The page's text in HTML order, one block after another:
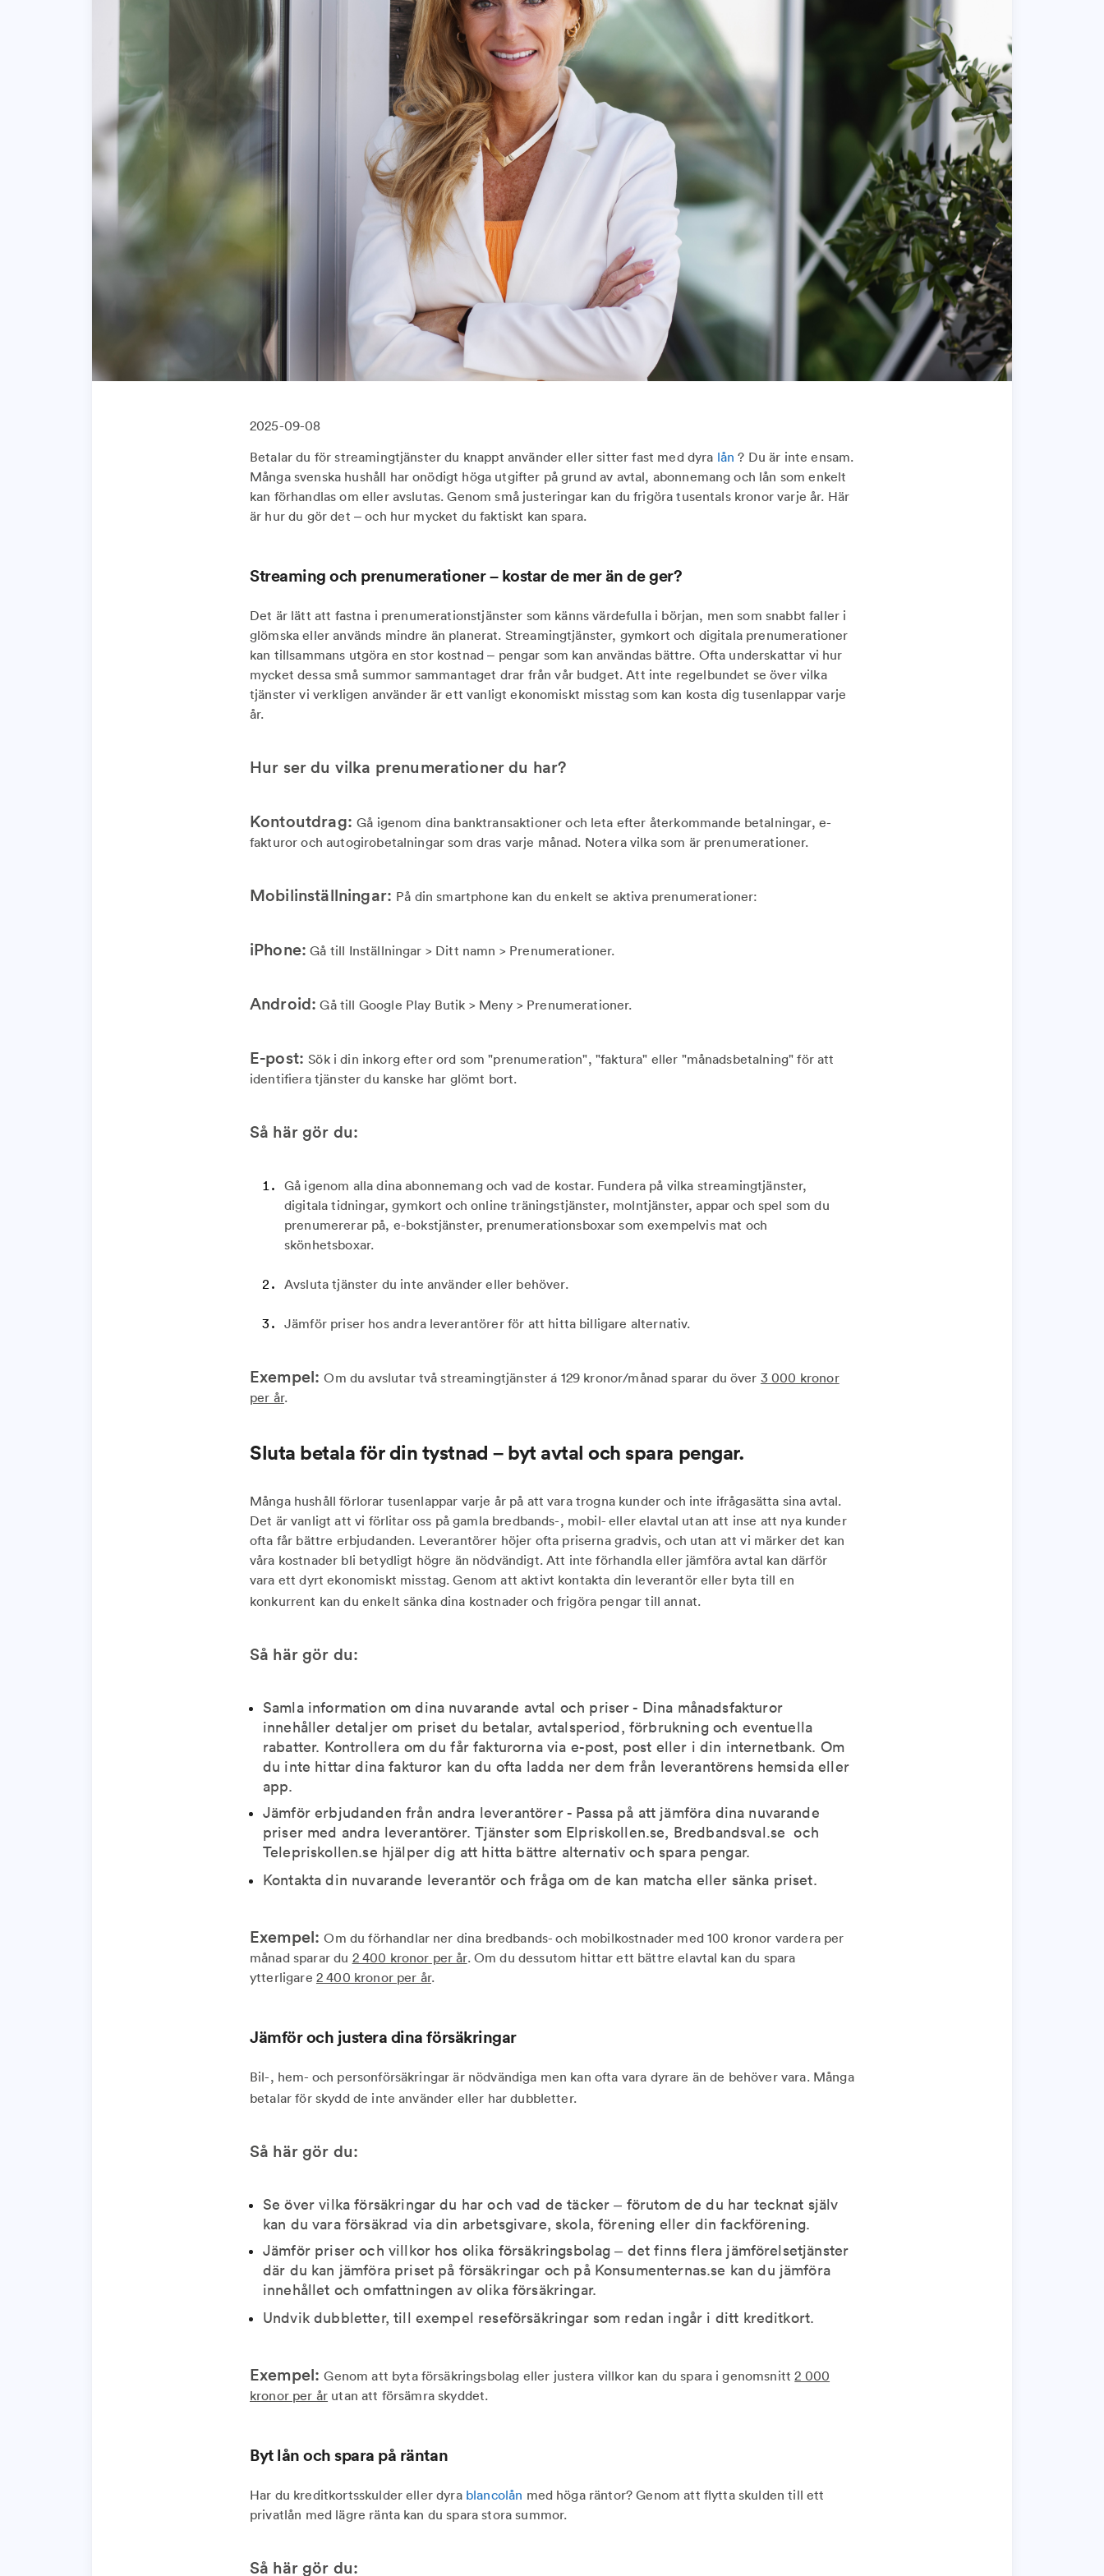
2025-09-08
Betalar du för streamingtjänster du knappt använder eller sitter fast med dyra lån ? Du är inte ensam.
Många svenska hushåll har onödigt höga utgifter på grund av avtal, abonnemang och lån som enkelt
kan förhandlas om eller avslutas. Genom små justeringar kan du frigöra tusentals kronor varje år. Här
är hur du gör det – och hur mycket du faktiskt kan spara.
Streaming och prenumerationer – kostar de mer än de ger?
Det är lätt att fastna i prenumerationstjänster som känns värdefulla i början, men som snabbt faller i
glömska eller används mindre än planerat. Streamingtjänster, gymkort och digitala prenumerationer
kan tillsammans utgöra en stor kostnad – pengar som kan användas bättre. Ofta underskattar vi hur
mycket dessa små summor sammantaget drar från vår budget. Att inte regelbundet se över vilka
tjänster vi verkligen använder är ett vanligt ekonomiskt misstag som kan kosta dig tusenlappar varje
år.
Hur ser du vilka prenumerationer du har?
Kontoutdrag:Gå igenom dina banktransaktioner och leta efter återkommande betalningar, e-
fakturor och autogirobetalningar som dras varje månad. Notera vilka som är prenumerationer.
Mobilinställningar: På din smartphone kan du enkelt se aktiva prenumerationer:
iPhone: Gå till Inställningar > Ditt namn > Prenumerationer.
Android: Gå till Google Play Butik > Meny > Prenumerationer.
E-post:Sök i din inkorg efter ord som "prenumeration", "faktura" eller "månadsbetalning" för att
identifiera tjänster du kanske har glömt bort.
Så här gör du:
Gå igenom alla dina abonnemang och vad de kostar. Fundera på vilka streamingtjänster,
digitala tidningar, gymkort och online träningstjänster, molntjänster, appar och spel som du
prenumererar på, e-bokstjänster, prenumerationsboxar som exempelvis mat och
skönhetsboxar.
Avsluta tjänster du inte använder eller behöver.
Jämför priser hos andra leverantörer för att hitta billigare alternativ.
Exempel:Om du avslutar två streamingtjänster á 129 kronor/månad sparar du över 3 000 kronor
per år.
Sluta betala för din tystnad – byt avtal och spara pengar.
Många hushåll förlorar tusenlappar varje år på att vara trogna kunder och inte ifrågasätta sina avtal.
Det är vanligt att vi förlitar oss på gamla bredbands-, mobil- eller elavtal utan att inse att nya kunder
ofta får bättre erbjudanden. Leverantörer höjer ofta priserna gradvis, och utan att vi märker det kan
våra kostnader bli betydligt högre än nödvändigt. Att inte förhandla eller jämföra avtal kan därför
vara ett dyrt ekonomiskt misstag. Genom att aktivt kontakta din leverantör eller byta till en
konkurrent kan du enkelt sänka dina kostnader och frigöra pengar till annat.
Så här gör du:
Samla information om dina nuvarande avtal och priser - Dina månadsfakturor
innehåller detaljer om priset du betalar, avtalsperiod, förbrukning och eventuella
rabatter. Kontrollera om du får fakturorna via e-post, post eller i din internetbank. Om
du inte hittar dina fakturor kan du ofta ladda ner dem från leverantörens hemsida eller
app.
Jämför erbjudanden från andra leverantörer - Passa på att jämföra dina nuvarande
priser med andra leverantörer. Tjänster som Elpriskollen.se, Bredbandsval.se och
Telepriskollen.se hjälper dig att hitta bättre alternativ och spara pengar.
Kontakta din nuvarande leverantör och fråga om de kan matcha eller sänka priset.
Exempel:Om du förhandlar ner dina bredbands- och mobilkostnader med 100 kronor vardera per
månad sparar du 2 400 kronor per år. Om du dessutom hittar ett bättre elavtal kan du spara
ytterligare 2 400 kronor per år.
Jämför och justera dina försäkringar
Bil-, hem- och personförsäkringar är nödvändiga men kan ofta vara dyrare än de behöver vara. Många
betalar för skydd de inte använder eller har dubbletter.
Så här gör du:
Se över vilka försäkringar du har och vad de täcker – förutom de du har tecknat själv
kan du vara försäkrad via din arbetsgivare, skola, förening eller din fackförening.
Jämför priser och villkor hos olika försäkringsbolag – det finns flera jämförelsetjänster
där du kan jämföra priset på försäkringar och på Konsumenternas.se kan du jämföra
innehållet och omfattningen av olika försäkringar.
Undvik dubbletter, till exempel reseförsäkringar som redan ingår i ditt kreditkort.
Exempel:Genom att byta försäkringsbolag eller justera villkor kan du spara i genomsnitt2 000
kronor per år utan att försämra skyddet.
Byt lån och spara på räntan
Har du kreditkortsskulder eller dyra blancolån med höga räntor? Genom att flytta skulden till ett
privatlån med lägre ränta kan du spara stora summor.
Så här gör du: